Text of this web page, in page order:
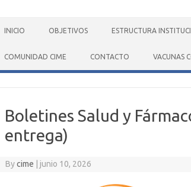
INICIO OBJETIVOS ESTRUCTURA
COMUNIDAD CIME CONTACTO VACUNAS
Boletines Salud y
entrega)
Bycime junio 10, 2026